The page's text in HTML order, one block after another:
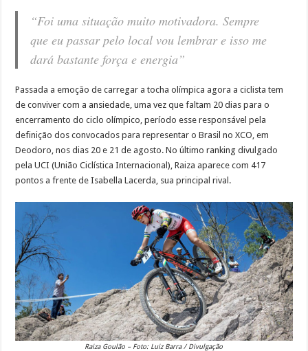
“Foi uma situação muito motivadora. Sempre
que eu passar pelo local vou lembrar e isso me
dará bastante força e energia”
Passada a emoção de carregar a tocha olímpica agora a ciclista tem
de conviver com a ansiedade, uma vez que faltam 20 dias para o
encerramento do ciclo olímpico, período esse responsável pela
definição dos convocados para representar o Brasil no XCO, em
Deodoro, nos dias 20 e 21 de agosto. No último ranking divulgado
pela UCI (União Ciclística Internacional), Raiza aparece com 417
pontos a frente de Isabella Lacerda, sua principal rival.
Raiza Goulão – Foto: Luiz Barra / Divulgação